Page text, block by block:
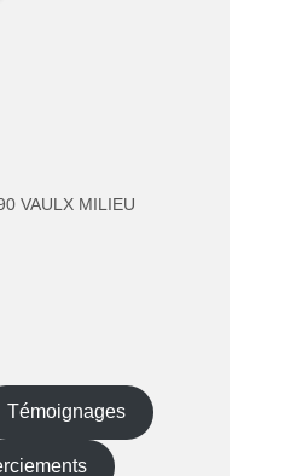
VAULX MILIEU
Témoignages